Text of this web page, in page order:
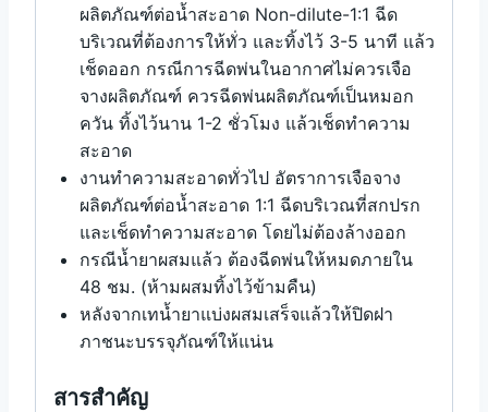
ผลิตภัณฑ์ต่อน้ำสะอาด Non-dilute-1:1 ฉีด
บริเวณที่ต้องการให้ทั่ว และทิ้งไว้ 3-5 นาที แล้ว
เช็ดออก กรณีการฉีดพ่นในอากาศไม่ควรเจือ
จางผลิตภัณฑ์ ควรฉีดพ่นผลิตภัณฑ์เป็นหมอก
ควัน ทิ้งไว้นาน 1-2 ชั่วโมง แล้วเช็ดทำความ
สะอาด
งานทำความสะอาดทั่วไป อัตราการเจือจาง
ผลิตภัณฑ์ต่อน้ำสะอาด 1:1 ฉีดบริเวณที่สกปรก
และเช็ดทำความสะอาด โดยไม่ต้องล้างออก
กรณีน้ำยาผสมแล้ว ต้องฉีดพ่นให้หมดภายใน
48 ชม. (ห้ามผสมทิ้งไว้ข้ามคืน)
หลังจากเทน้ำยาแบ่งผสมเสร็จแล้วให้ปิดฝา
ภาชนะบรรจุภัณฑ์ให้แน่น
สารสำคัญ